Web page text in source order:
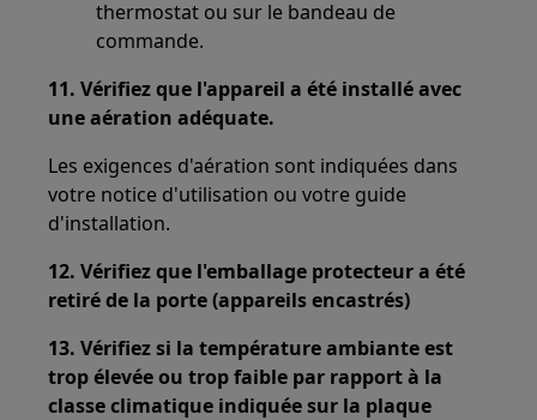
thermostat ou sur le bandeau de
commande.
11. Vérifiez que l'appareil a été installé avec
une aération adéquate.
Les exigences d'aération sont indiquées dans
votre notice d'utilisation ou votre guide
d'installation.
12. Vérifiez que l'emballage protecteur a été
retiré de la porte (appareils encastrés)
13. Vérifiez si la température ambiante est
trop élevée ou trop faible par rapport à la
classe climatique indiquée sur la plaque